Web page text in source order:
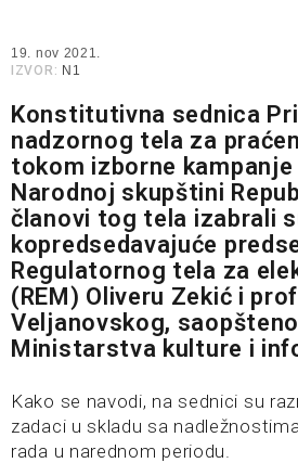
19. nov 2021.
IZVOR: N1
Konstitutivna sednica
nadzornog tela za
tokom izborne kampanje
Narodnoj skupštini
članovi tog tela izabrali
kopredsedavajuće
Regulatornog tela za
(REM) Oliveru Zekić i
Veljanovskog,
Ministarstva kulture i
Kako se navodi, na sednici su
zadaci u skladu sa
rada u narednom periodu.